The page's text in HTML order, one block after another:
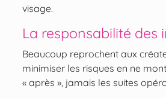
visage.
La responsabilité des
Beaucoup reprochent aux
minimiser les risques en ne
« après », jamais les suites